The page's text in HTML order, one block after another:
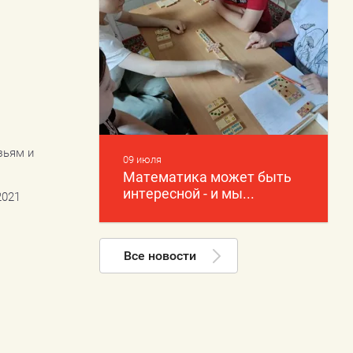
и
09 июля
Математика может быть
интересной - и мы...
Все новости